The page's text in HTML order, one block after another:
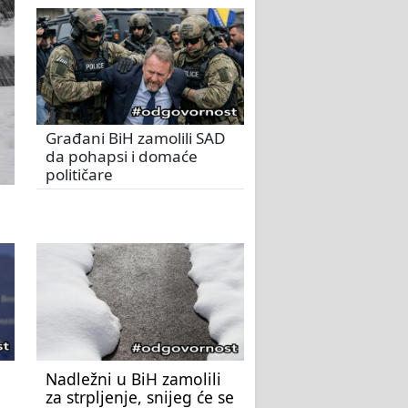
Građani BiH zamolili SAD
da pohapsi i domaće
političare
Nadležni u BiH zamolili
za strpljenje, snijeg će se